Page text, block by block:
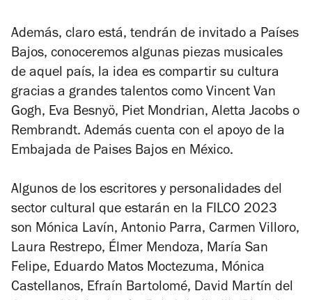
Además, claro está, tendrán de invitado a Países
Bajos, conoceremos algunas piezas musicales
de aquel país, la idea es compartir su cultura
gracias a grandes talentos como Vincent Van
Gogh, Eva Besnyö, Piet Mondrian, Aletta Jacobs o
Rembrandt. Además cuenta con el apoyo de la
Embajada de Paises Bajos en México.
Algunos de los escritores y personalidades del
sector cultural que estarán en la FILCO 2023
son Mónica Lavín, Antonio Parra, Carmen Villoro,
Laura Restrepo, Élmer Mendoza, María San
Felipe, Eduardo Matos Moctezuma, Mónica
Castellanos, Efraín Bartolomé, David Martín del